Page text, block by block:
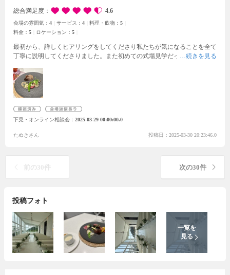
総合満足度 4.6
会場の雰囲気： 4 サービス： 4 料理・飲物： 5
料金： 5 ロケーション： 5
最初から、詳しくヒアリングをしてくださり私たちが気になることを全て
丁寧に説明してくださりました。また初めての式場見学だったので、雑誌
た。また打ち合わせ場所の席には、名前入りのハガキを置いて迎えてくだ
さりました。また私たちをイメージしブーケまで作ってくださり披露宴会
場へ入場もさせていただけました。牛フィレ肉の試食も本当に美味しく、
ンナーの方ともとても楽しく、結婚式を挙げるイメージを持てましたので
最高の体験ができました。参加してよかったです。本当にありがとうござ
下見・オンライン相談会 2025-03-29 00:00:00.0
たぬきさん 投稿日：2025-03-30 20:23:46.0
前の30件 次の30件
投稿フォト